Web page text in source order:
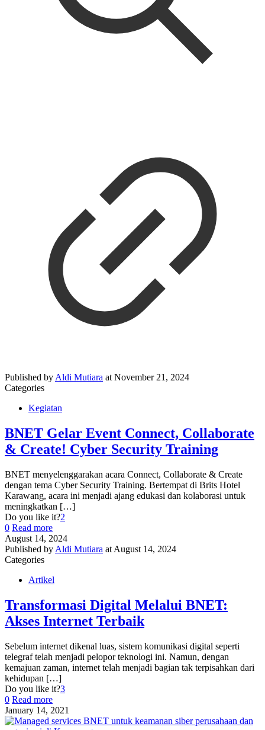
Published by Aldi Mutiara at November 21, 2024
Categories
Kegiatan
BNET Gelar Event Connect, Collaborate
& Create! Cyber Security Training
BNET menyelenggarakan acara Connect, Collaborate & Create
dengan tema Cyber Security Training. Bertempat di Brits Hotel
Karawang, acara ini menjadi ajang edukasi dan kolaborasi untuk
meningkatkan […]
Do you like it?2
0 Read more
August 14, 2024
Published by Aldi Mutiara at August 14, 2024
Categories
Artikel
Transformasi Digital Melalui BNET:
Akses Internet Terbaik
Sebelum internet dikenal luas, sistem komunikasi digital seperti
telegraf telah menjadi pelopor teknologi ini. Namun, dengan
kemajuan zaman, internet telah menjadi bagian tak terpisahkan dari
kehidupan […]
Do you like it?3
0 Read more
January 14, 2021